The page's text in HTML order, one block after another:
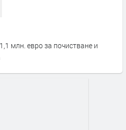
млн. евро за почистване и